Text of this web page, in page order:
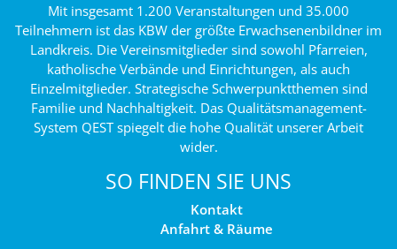
Mit insgesamt 1.200 Veranstaltungen und 35.000
Teilnehmern ist das KBW der größte Erwachsenenbildner im
Landkreis. Die Vereinsmitglieder sind sowohl Pfarreien,
katholische Verbände und Einrichtungen, als auch
Einzelmitglieder. Strategische Schwerpunktthemen sind
Familie und Nachhaltigkeit. Das Qualitätsmanagement-
System QEST spiegelt die hohe Qualität unserer Arbeit
wider.
SO FINDEN SIE UNS
Kontakt
Anfahrt & Räume